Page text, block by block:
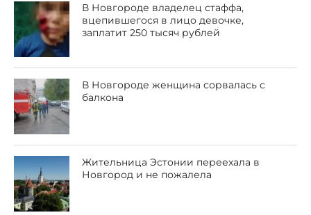
В Новгороде владелец стаффа,
вцепившегося в лицо девочке,
заплатит 250 тысяч рублей
В Новгороде женщина сорвалась с
балкона
Жительница Эстонии переехала в
Новгород и не пожалела